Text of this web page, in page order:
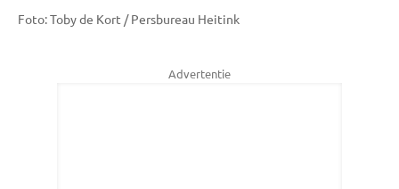
Foto: Toby de Kort / Persbureau Heitink
Advertentie